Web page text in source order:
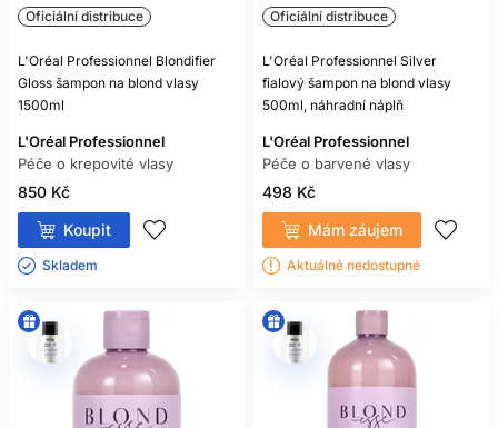
Oficiální distribuce
L'Oréal Professionnel Blondifier
Gloss šampon na blond vlasy
1500ml
L'Oréal Professionnel
Péče o krepovité vlasy
850 Kč
Koupit
Skladem ㅤ
Oficiální distribuce
L'Oréal Professionnel Silver
fialový šampon na blond vlasy
500ml, náhradní náplň
L'Oréal Professionnel
Péče o barvené vlasy
498 Kč
Mám záujem
Aktuálně nedostupné